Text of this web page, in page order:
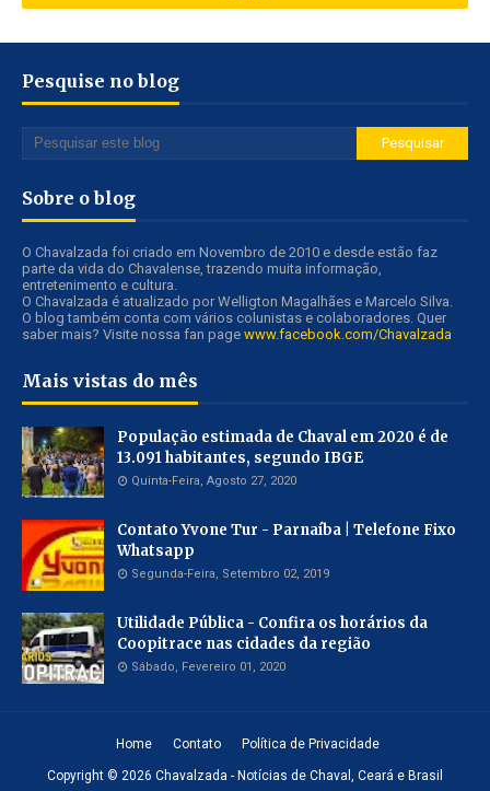
Pesquise no blog
Sobre o blog
O Chavalzada foi criado em Novembro de 2010 e desde estão faz
parte da vida do Chavalense, trazendo muita informação,
entretenimento e cultura.
O Chavalzada é atualizado por Welligton Magalhães e Marcelo Silva.
O blog também conta com vários colunistas e colaboradores. Quer
saber mais? Visite nossa fan page www.facebook.com/Chavalzada
Mais vistas do mês
População estimada de Chaval em 2020 é de
13.091 habitantes, segundo IBGE
Quinta-Feira, Agosto 27, 2020
Contato Yvone Tur - Parnaíba | Telefone Fixo
Whatsapp
Segunda-Feira, Setembro 02, 2019
Utilidade Pública - Confira os horários da
Coopitrace nas cidades da região
Sábado, Fevereiro 01, 2020
Home Contato Política de Privacidade
Copyright © 2026 Chavalzada - Notícias de Chaval, Ceará e Brasil